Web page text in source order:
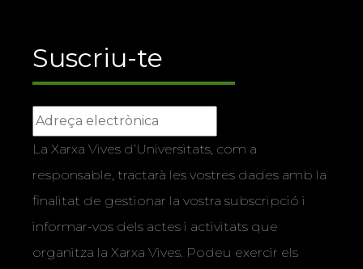
Suscriu-te
La Xarxa Vives d’Universitats, com a
responsable, tractarà les vostres dades amb la
finalitat de gestionar la vostra subscripció i
informar-vos dels actes i activitats que
organitza la Xarxa Vives. Podeu exercir els